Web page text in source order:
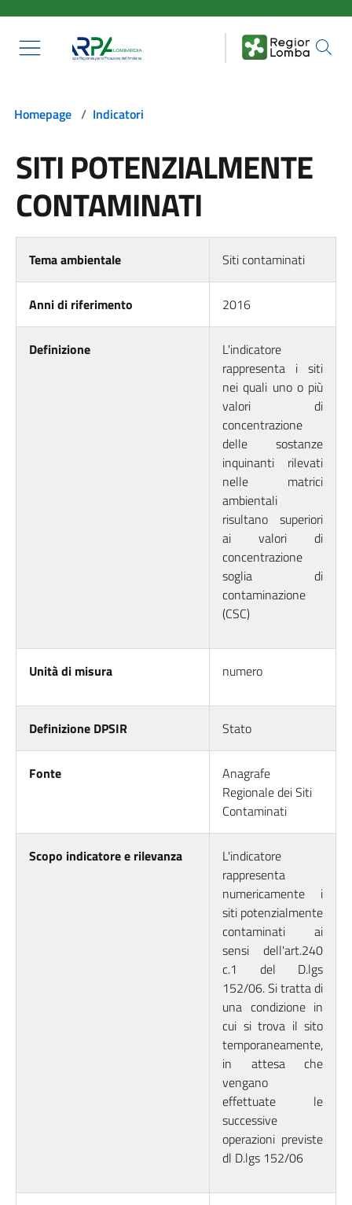
Homepage / Indicatori
SITI POTENZIALMENTE
CONTAMINATI
Tema ambientale Siti contaminati
Anni di riferimento 2016
Definizione
L'indicatore
rappresenta i siti
nei quali uno o più
valori di
concentrazione
delle sostanze
inquinanti rilevati
nelle matrici
ambientali
risultano superiori
ai valori di
concentrazione
soglia di
contaminazione
(CSC)
Unità di misura numero
Definizione DPSIR Stato
Fonte
Anagrafe
Regionale dei Siti
Contaminati
Scopo indicatore e rilevanza
L'indicatore
rappresenta
numericamente i
siti potenzialmente
contaminati ai
sensi dell'art.240
c.1 del D.lgs
152/06. Si tratta di
una condizione in
cui si trova il sito
temporaneamente,
in attesa che
vengano
effettuate le
successive
operazioni previste
dl D.lgs 152/06